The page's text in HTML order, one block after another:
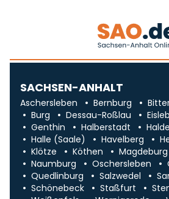
SACHSEN-ANHALT
Aschersleben Bernburg
Burg
Dessau-Roßlau
Genthin
Halberstadt
Halle (Saale)
Havelberg
Klötze
Köthen Magdeburg
Naumburg
Oschersleben
Quedlinburg
Salzwedel
Schönebeck
Staßfurt